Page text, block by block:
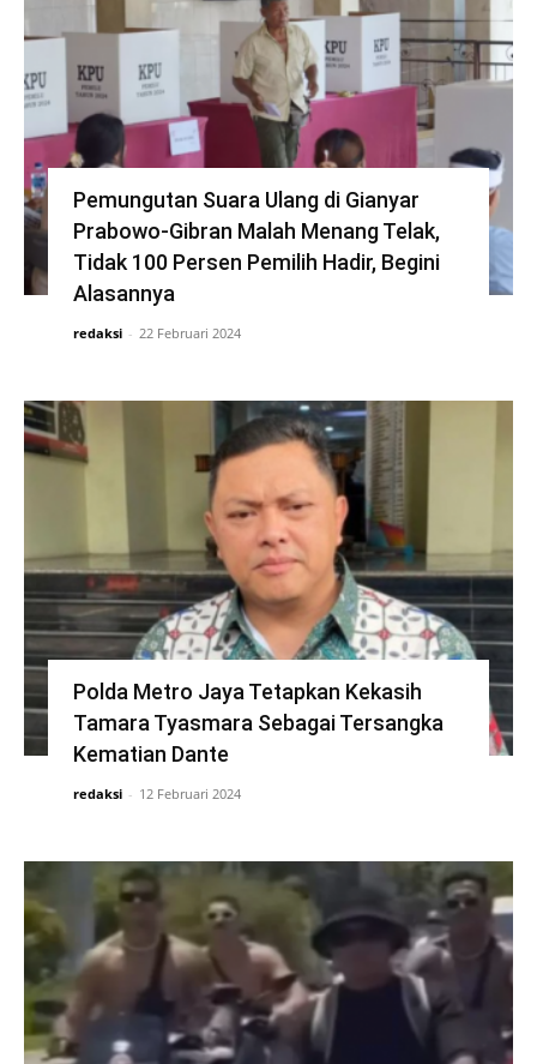
Pemungutan Suara Ulang di Gianyar
Prabowo-Gibran Malah Menang Telak,
Tidak 100 Persen Pemilih Hadir, Begini
Alasannya
redaksi - 22 Februari 2024
Polda Metro Jaya Tetapkan Kekasih
Tamara Tyasmara Sebagai Tersangka
Kematian Dante
redaksi - 12 Februari 2024